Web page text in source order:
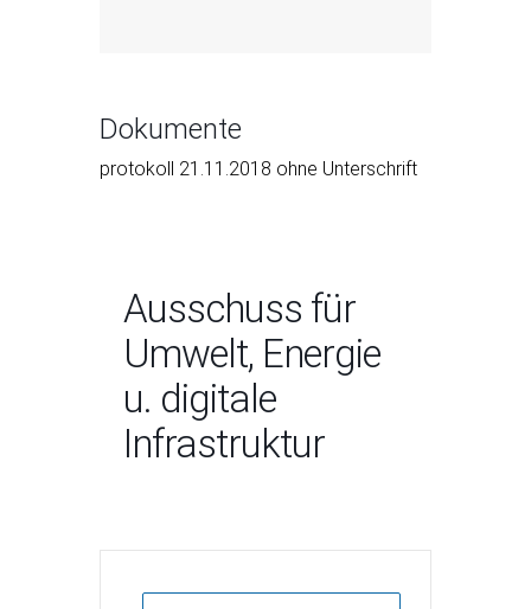
Dokumente
protokoll 21.11.2018 ohne Unterschrift
Ausschuss für
Umwelt, Energie
u. digitale
Infrastruktur